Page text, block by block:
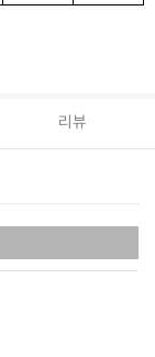
리뷰